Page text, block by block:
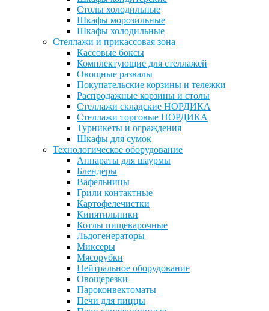
Столы холодильные
Шкафы морозильные
Шкафы холодильные
Стеллажи и прикассовая зона
Кассовые боксы
Комплектующие для стеллажей
Овощные развалы
Покупательские корзины и тележки
Распродажные корзины и столы
Стеллажи складские НОРДИКА
Стеллажи торговые НОРДИКА
Турникеты и ограждения
Шкафы для сумок
Технологическое оборудование
Аппараты для шаурмы
Блендеры
Вафельницы
Грили контактные
Картофелечистки
Кипятильники
Котлы пищеварочные
Льдогенераторы
Миксеры
Мясорубки
Нейтральное оборудование
Овощерезки
Пароконвектоматы
Печи для пиццы